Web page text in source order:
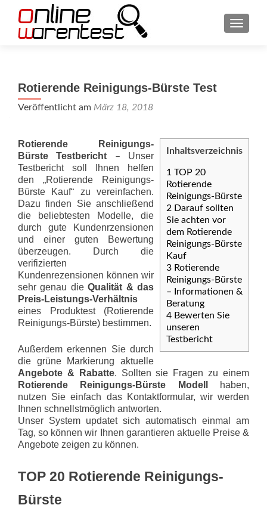
Rotierende Reinigungs-Bürste Test
Veröffentlicht am März 18, 2018
Inhaltsverzeichnis
1 TOP 20
Rotierende
Reinigungs-Bürste
2 Darauf sollten
Sie achten vor
dem Rotierende
Reinigungs-Bürste
Kauf
3 Rotierende
Reinigungs-Bürste
– Informationen &
Beratung
4 Bewerten Sie
unseren
Testbericht
Rotierende Reinigungs-
Bürste Testbericht – Unser
Testbericht soll Ihnen helfen
den „Rotierende Reinigungs-
Bürste Kauf“ zu vereinfachen.
Dazu finden Sie anschließend
die beliebtesten Modelle, die
durch gute Kundenrzensionen
und einer guten Bewertung
überzeugen. Durch die
verifizierten
Kundenrezensionen können wir
sehr genau dieQualität & das
Preis-Leis­tungs-Ver­hält­nis
eines Produktest (Rotierende
Reinigungs-Bürste) bestimmen.
Außerdem erkennen Sie durch
die grüne Markierung aktuelle
Angebote & Rabatte. Sollten sie Fragen zu einem
Rotierende Reinigungs-Bürste Modell
haben,
nutzen Sie einfach das Kontaktformular, wir werden
Ihnen schnellstmöglich antworten.
Unser System updatet sich automatisch einmal am
Tag, so können wir Ihnen garantieren aktuelle Preise &
Angebote zeigen zu können.
TOP 20 Rotierende Reinigungs-
Bürste